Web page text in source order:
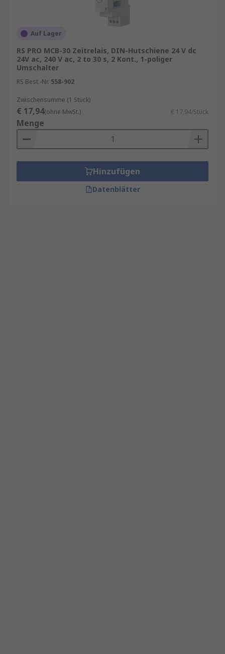
Auf Lager
RS PRO MCB-30 Zeitrelais, DIN-Hutschiene 24 V dc
24V ac, 240 V ac, 2 to 30 s, 2 Kont., 1-poliger
Umschalter
RS Best.-Nr. 558-902
Zwischensumme (1 Stück)
€ 17,94(ohne MwSt.) € 17,94/Stück
Menge
Hinzufügen
Datenblätter